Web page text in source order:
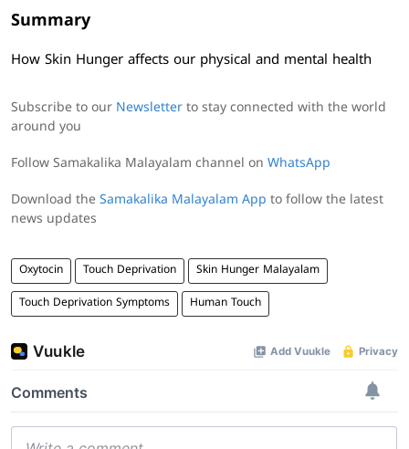
Summary
How Skin Hunger affects our physical and mental health
Subscribe to our Newsletter to stay connected with the world
around you
Follow Samakalika Malayalam channel on WhatsApp
Download the Samakalika Malayalam App to follow the latest
news updates
Oxytocin Touch Deprivation Skin Hunger Malayalam
Touch Deprivation Symptoms Human Touch